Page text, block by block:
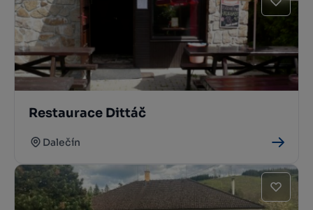
Restaurace Dittáč
Dalečín